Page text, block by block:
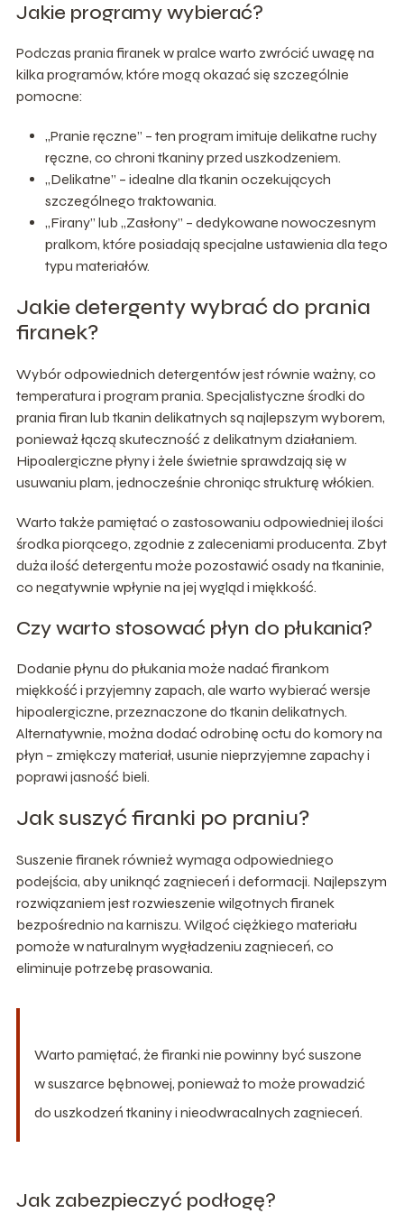
Jakie programy wybierać?
Podczas prania firanek w pralce warto zwrócić uwagę na
kilka programów, które mogą okazać się szczególnie
pomocne:
„Pranie ręczne” – ten program imituje delikatne ruchy
ręczne, co chroni tkaniny przed uszkodzeniem.
„Delikatne” – idealne dla tkanin oczekujących
szczególnego traktowania.
„Firany” lub „Zasłony” – dedykowane nowoczesnym
pralkom, które posiadają specjalne ustawienia dla tego
typu materiałów.
Jakie detergenty wybrać do prania
firanek?
Wybór odpowiednich detergentów jest równie ważny, co
temperatura i program prania. Specjalistyczne środki do
prania firan lub tkanin delikatnych są najlepszym wyborem,
ponieważ łączą skuteczność z delikatnym działaniem.
Hipoalergiczne płyny i żele świetnie sprawdzają się w
usuwaniu plam, jednocześnie chroniąc strukturę włókien.
Warto także pamiętać o zastosowaniu odpowiedniej ilości
środka piorącego, zgodnie z zaleceniami producenta. Zbyt
duża ilość detergentu może pozostawić osady na tkaninie,
co negatywnie wpłynie na jej wygląd i miękkość.
Czy warto stosować płyn do płukania?
Dodanie płynu do płukania może nadać firankom
miękkość i przyjemny zapach, ale warto wybierać wersje
hipoalergiczne, przeznaczone do tkanin delikatnych.
Alternatywnie, można dodać odrobinę octu do komory na
płyn – zmiękczy materiał, usunie nieprzyjemne zapachy i
poprawi jasność bieli.
Jak suszyć firanki po praniu?
Suszenie firanek również wymaga odpowiedniego
podejścia, aby uniknąć zagnieceń i deformacji. Najlepszym
rozwiązaniem jest rozwieszenie wilgotnych firanek
bezpośrednio na karniszu. Wilgoć ciężkiego materiału
pomoże w naturalnym wygładzeniu zagnieceń, co
eliminuje potrzebę prasowania.
Warto pamiętać, że firanki nie powinny być suszone
w suszarce bębnowej, ponieważ to może prowadzić
do uszkodzeń tkaniny i nieodwracalnych zagnieceń.
Jak zabezpieczyć podłogę?